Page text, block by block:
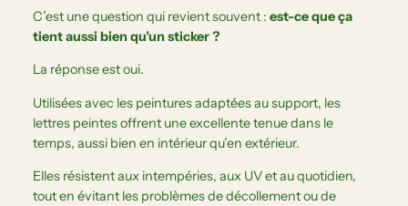
C’est une question qui revient souvent : est-ce que ça
tient aussi bien qu’un sticker ?
La réponse est oui.
Utilisées avec les peintures adaptées au support, les
lettres peintes offrent une excellente tenue dans le
temps, aussi bien en intérieur qu’en extérieur.
Elles résistent aux intempéries, aux UV et au quotidien,
tout en évitant les problèmes de décollement ou de